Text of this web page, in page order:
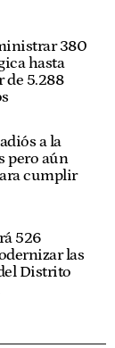
380
hasta
de 5.288
a la
pero aún
cumplir
526
las
Distrito